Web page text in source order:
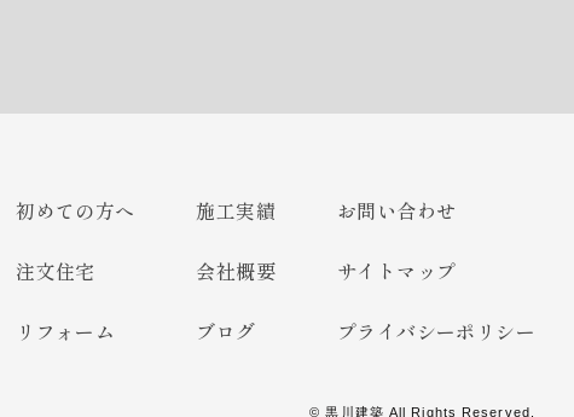
初めての方へ
注文住宅
リフォーム
施工実績
会社概要
ブログ
お問い合わせ
サイトマップ
プライバシーポリシー
©黒川建築 All Rights Reserved.